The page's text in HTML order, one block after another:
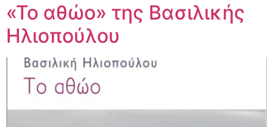
«Το αθώο» της Βασιλικής
Ηλιοπούλου